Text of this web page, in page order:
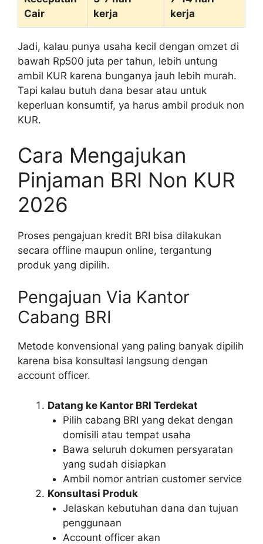
Cair
kerja
kerja
Jadi, kalau punya usaha kecil dengan omzet di
bawah Rp500 juta per tahun, lebih untung
ambil KUR karena bunganya jauh lebih murah.
Tapi kalau butuh dana besar atau untuk
keperluan konsumtif, ya harus ambil produk non
KUR.
Cara Mengajukan
Pinjaman BRI Non KUR
2026
Proses pengajuan kredit BRI bisa dilakukan
secara offline maupun online, tergantung
produk yang dipilih.
Pengajuan Via Kantor
Cabang BRI
Metode konvensional yang paling banyak dipilih
karena bisa konsultasi langsung dengan
account officer.
Datang ke Kantor BRI Terdekat
Pilih cabang BRI yang dekat dengan
domisili atau tempat usaha
Bawa seluruh dokumen persyaratan
yang sudah disiapkan
Ambil nomor antrian customer service
Konsultasi Produk
Jelaskan kebutuhan dana dan tujuan
penggunaan
Account officer akan